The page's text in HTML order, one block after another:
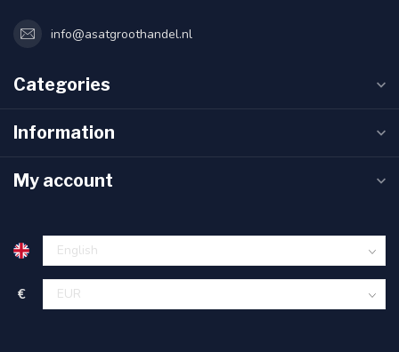
info@asatgroothandel.nl
Categories
Information
My account
€